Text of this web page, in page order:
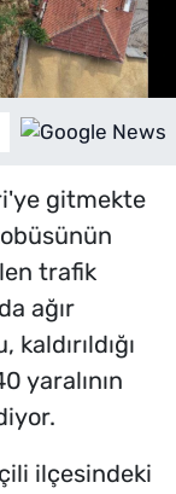
gitmekte
trafik
ağır
yaralının
ilçesindeki